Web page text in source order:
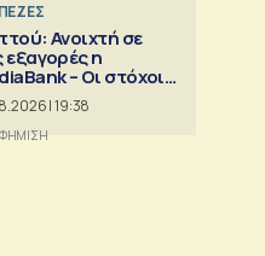
Ανοιχτή σε
εξαγορές η
– Οι στόχοι
2026| 19:38